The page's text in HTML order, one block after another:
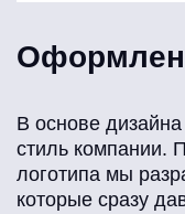
В основе
стиль компании.
логотипа мы
которые сразу